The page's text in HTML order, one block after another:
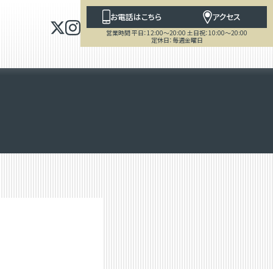
お電話はこちら アクセス
営業時間 平日：12:00～20:00 土日祝：10:00～20:00
定休日：毎週金曜日